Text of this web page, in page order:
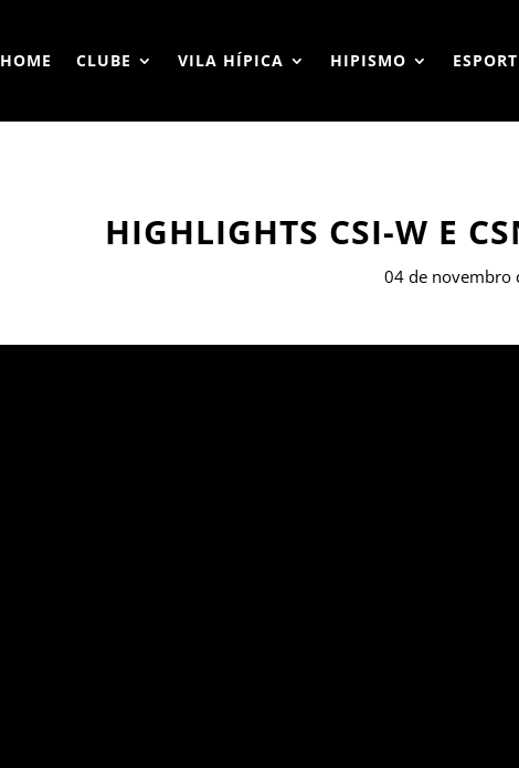
HOME CLUBE VILA HÍPICA HIPISMO
HIGHLIGHTS CSI-W E
04 de novembro